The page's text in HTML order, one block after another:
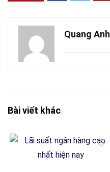
Quang Anh
Bài viết khác